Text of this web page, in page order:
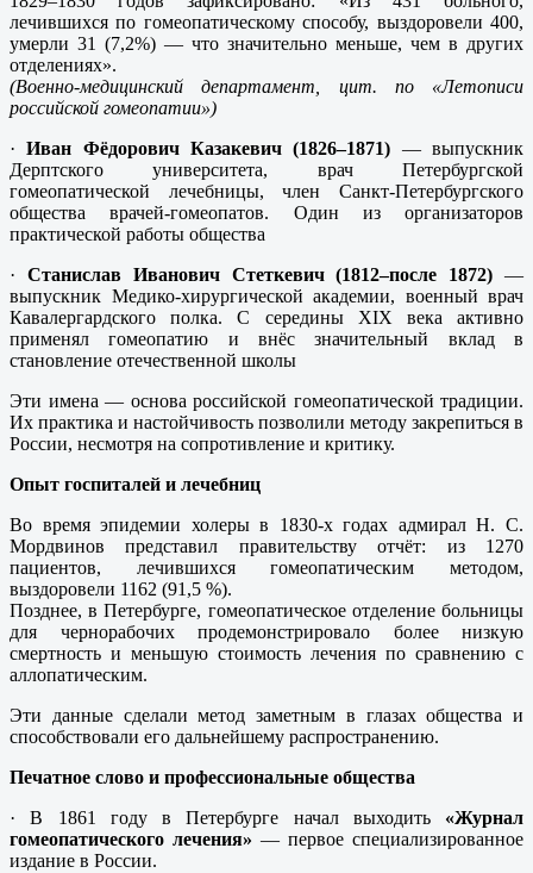
лечившихся по гомеопатическому способу, выздоровели 400,
умерли 31 (7,2%) — что значительно меньше, чем в других
отделениях».
(Военно-медицинский департамент, цит. по «Летописи
российской гомеопатии»)
·Иван Фёдорович Казакевич (1826–1871) — выпускник
Дерптского университета, врач Петербургской
гомеопатической лечебницы, член Санкт-Петербургского
общества врачей-гомеопатов. Один из организаторов
практической работы общества
· Станислав Иванович Стеткевич (1812–после 1872) —
выпускник Медико-хирургической академии, военный врач
Кавалергардского полка. С середины XIX века активно
применял гомеопатию и внёс значительный вклад в
становление отечественной школы
Эти имена — основа российской гомеопатической традиции.
Их практика и настойчивость позволили методу закрепиться в
России, несмотря на сопротивление и критику.
Опыт госпиталей и лечебниц
Во время эпидемии холеры в 1830-х годах адмирал Н. С.
Мордвинов представил правительству отчёт: из 1270
пациентов, лечившихся гомеопатическим методом,
выздоровели 1162 (91,5 %).
Позднее, в Петербурге, гомеопатическое отделение больницы
для чернорабочих продемонстрировало более низкую
смертность и меньшую стоимость лечения по сравнению с
аллопатическим.
Эти данные сделали метод заметным в глазах общества и
способствовали его дальнейшему распространению.
Печатное слово и профессиональные общества
· В 1861 году в Петербурге начал выходить «Журнал
гомеопатического лечения» — первое специализированное
издание в России.